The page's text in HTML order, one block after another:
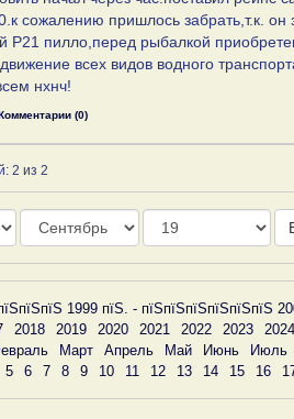
сожалению пришлось забрать,т.к.
Р21 пилло,перед рыбалкой
всех видов водного
нхнч!
(0)
2 из 2
Месяц День
1999 пїЅ. - пїЅпїЅпїЅпїЅпїЅпїЅ
2018 2019 2020 2021 2022 2023 2024
Март Апрель Май Июнь Июль
5 6 7 8 9 10 11 12 13 14 15 16